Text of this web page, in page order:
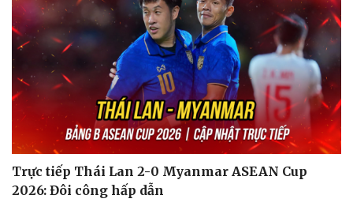
Trực tiếp Thái Lan 2-0 Myanmar ASEAN Cup
2026: Đôi công hấp dẫn